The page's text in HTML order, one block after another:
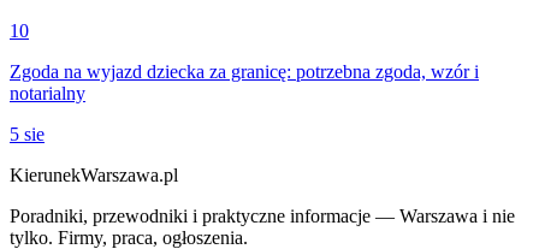
10
Zgoda na wyjazd dziecka za granicę: potrzebna zgoda, wzór i
notarialny
5 sie
KierunekWarszawa.pl
Poradniki, przewodniki i praktyczne informacje — Warszawa i nie
tylko. Firmy, praca, ogłoszenia.